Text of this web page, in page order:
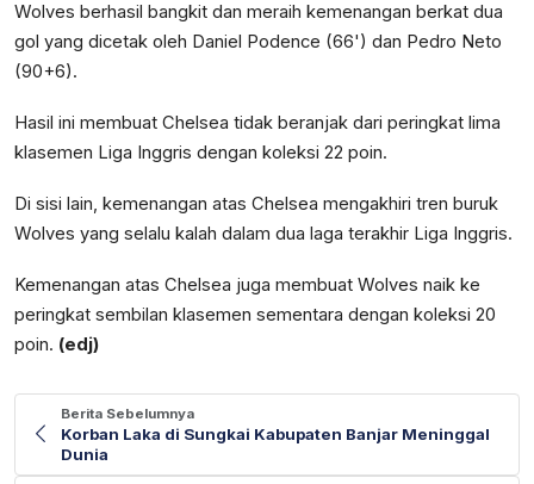
Wolves berhasil bangkit dan meraih kemenangan berkat dua
gol yang dicetak oleh Daniel Podence (66') dan Pedro Neto
(90+6).
Hasil ini membuat Chelsea tidak beranjak dari peringkat lima
klasemen Liga Inggris dengan koleksi 22 poin.
Di sisi lain, kemenangan atas Chelsea mengakhiri tren buruk
Wolves yang selalu kalah dalam dua laga terakhir Liga Inggris.
Kemenangan atas Chelsea juga membuat Wolves naik ke
peringkat sembilan klasemen sementara dengan koleksi 20
poin. (edj)
Berita Sebelumnya
Korban Laka di Sungkai Kabupaten Banjar Meninggal
Dunia